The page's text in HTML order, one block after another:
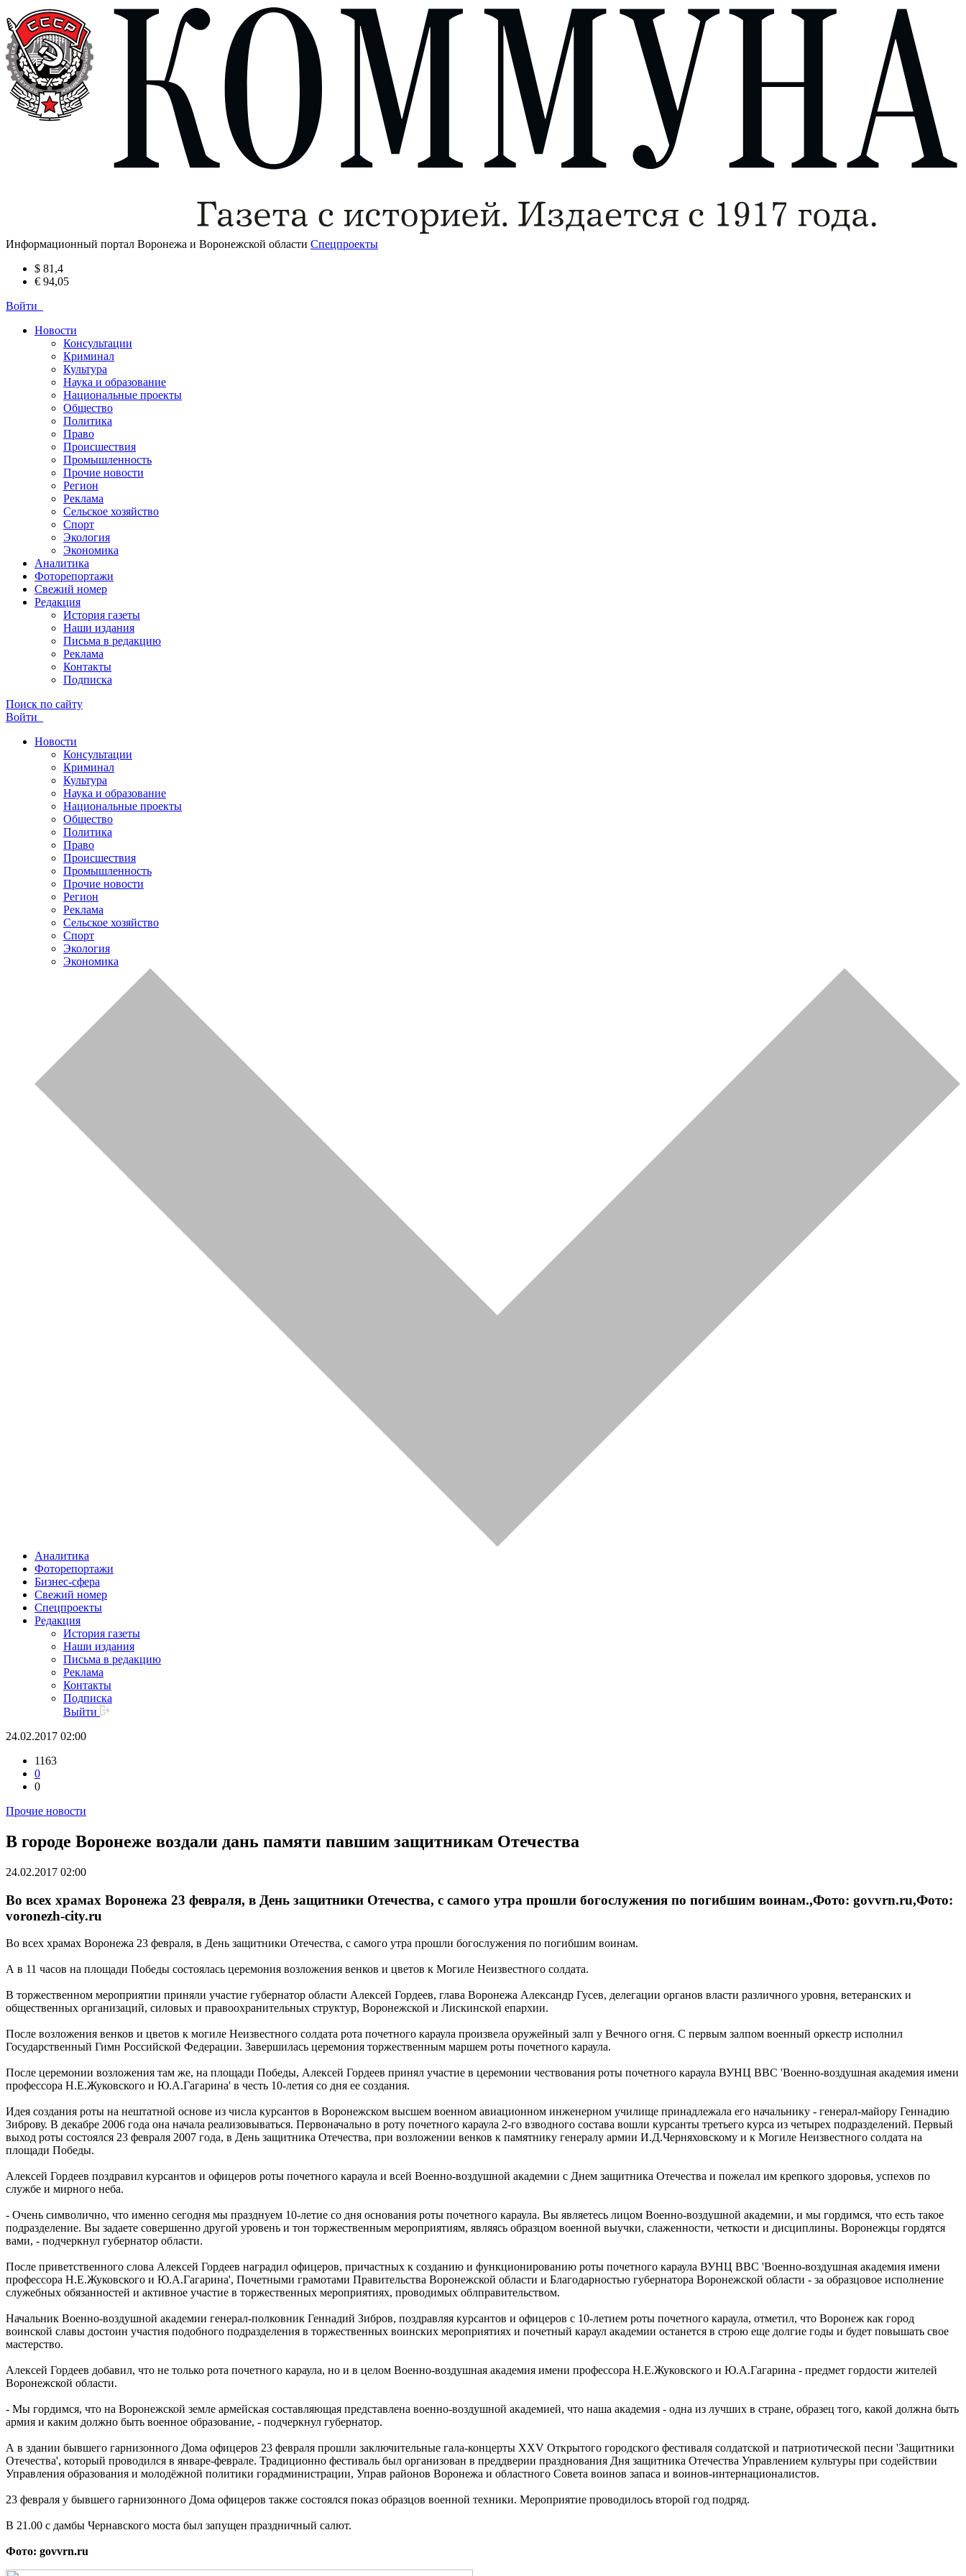
Информационный портал Воронежа и Воронежской области Спецпроекты
$ 81,4
€ 94,05
Войти
Новости
Консультации
Криминал
Культура
Наука и образование
Национальные проекты
Общество
Политика
Право
Происшествия
Промышленность
Прочие новости
Регион
Реклама
Сельское хозяйство
Спорт
Экология
Экономика
Аналитика
Фоторепортажи
Свежий номер
Редакция
История газеты
Наши издания
Письма в редакцию
Реклама
Контакты
Подписка
Поиск по сайту
Войти
Новости
Консультации
Криминал
Культура
Наука и образование
Национальные проекты
Общество
Политика
Право
Происшествия
Промышленность
Прочие новости
Регион
Реклама
Сельское хозяйство
Спорт
Экология
Экономика
Аналитика
Фоторепортажи
Бизнес-сфера
Свежий номер
Спецпроекты
Редакция
История газеты
Наши издания
Письма в редакцию
Реклама
Контакты
Подписка
Выйти
24.02.2017 02:00
1163
0
0
Прочие новости
В городе Воронеже воздали дань памяти павшим защитникам Отечества
24.02.2017 02:00
Во всех храмах Воронежа 23 февраля, в День защитники Отечества, с самого утра прошли богослужения по погибшим воинам.,Фото: govvrn.ru,Фото:
voronezh-city.ru
Во всех храмах Воронежа 23 февраля, в День защитники Отечества, с самого утра прошли богослужения по погибшим воинам.
А в 11 часов на площади Победы состоялась церемония возложения венков и цветов к Могиле Неизвестного солдата.
В торжественном мероприятии приняли участие губернатор области Алексей Гордеев, глава Воронежа Александр Гусев, делегации органов власти различного уровня, ветеранских и
общественных организаций, силовых и правоохранительных структур, Воронежской и Лискинской епархии.
После возложения венков и цветов к могиле Неизвестного солдата рота почетного караула произвела оружейный залп у Вечного огня. С первым залпом военный оркестр исполнил
Государственный Гимн Российской Федерации. Завершилась церемония торжественным маршем роты почетного караула.
После церемонии возложения там же, на площади Победы, Алексей Гордеев принял участие в церемонии чествования роты почетного караула ВУНЦ ВВС 'Военно-воздушная академия имени
профессора Н.Е.Жуковского и Ю.А.Гагарина' в честь 10-летия со дня ее создания.
Идея создания роты на нештатной основе из числа курсантов в Воронежском высшем военном авиационном инженерном училище принадлежала его начальнику - генерал-майору Геннадию
Зиброву. В декабре 2006 года она начала реализовываться. Первоначально в роту почетного караула 2-го взводного состава вошли курсанты третьего курса из четырех подразделений. Первый
выход роты состоялся 23 февраля 2007 года, в День защитника Отечества, при возложении венков к памятнику генералу армии И.Д.Черняховскому и к Могиле Неизвестного солдата на
площади Победы.
Алексей Гордеев поздравил курсантов и офицеров роты почетного караула и всей Военно-воздушной академии с Днем защитника Отечества и пожелал им крепкого здоровья, успехов по
службе и мирного неба.
- Очень символично, что именно сегодня мы празднуем 10-летие со дня основания роты почетного караула. Вы являетесь лицом Военно-воздушной академии, и мы гордимся, что есть такое
подразделение. Вы задаете совершенно другой уровень и тон торжественным мероприятиям, являясь образцом военной выучки, слаженности, четкости и дисциплины. Воронежцы гордятся
вами, - подчеркнул губернатор области.
После приветственного слова Алексей Гордеев наградил офицеров, причастных к созданию и функционированию роты почетного караула ВУНЦ ВВС 'Военно-воздушная академия имени
профессора Н.Е.Жуковского и Ю.А.Гагарина', Почетными грамотами Правительства Воронежской области и Благодарностью губернатора Воронежской области - за образцовое исполнение
служебных обязанностей и активное участие в торжественных мероприятиях, проводимых облправительством.
Начальник Военно-воздушной академии генерал-полковник Геннадий Зибров, поздравляя курсантов и офицеров с 10-летием роты почетного караула, отметил, что Воронеж как город
воинской славы достоин участия подобного подразделения в торжественных воинских мероприятиях и почетный караул академии останется в строю еще долгие годы и будет повышать свое
мастерство.
Алексей Гордеев добавил, что не только рота почетного караула, но и в целом Военно-воздушная академия имени профессора Н.Е.Жуковского и Ю.А.Гагарина - предмет гордости жителей
Воронежской области.
- Мы гордимся, что на Воронежской земле армейская составляющая представлена военно-воздушной академией, что наша академия - одна из лучших в стране, образец того, какой должна быть
армия и каким должно быть военное образование, - подчеркнул губернатор.
А в здании бывшего гарнизонного Дома офицеров 23 февраля прошли заключительные гала-концерты XXV Открытого городского фестиваля солдатской и патриотической песни 'Защитники
Отечества', который проводился в январе-феврале. Традиционно фестиваль был организован в преддверии празднования Дня защитника Отечества Управлением культуры при содействии
Управления образования и молодёжной политики горадминистрации, Управ районов Воронежа и областного Совета воинов запаса и воинов-интернационалистов.
23 февраля у бывшего гарнизонного Дома офицеров также состоялся показ образцов военной техники. Мероприятие проводилось второй год подряд.
В 21.00 с дамбы Чернавского моста был запущен праздничный салют.
Фото: govvrn.ru